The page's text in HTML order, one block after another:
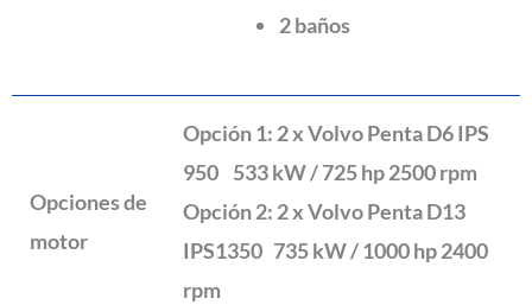
2 baños
Opciones de
motor
Opción 1: 2 x Volvo Penta D6 IPS
950 533 kW / 725 hp 2500 rpm
Opción 2: 2 x Volvo Penta D13
IPS1350 735 kW / 1000 hp 2400
rpm